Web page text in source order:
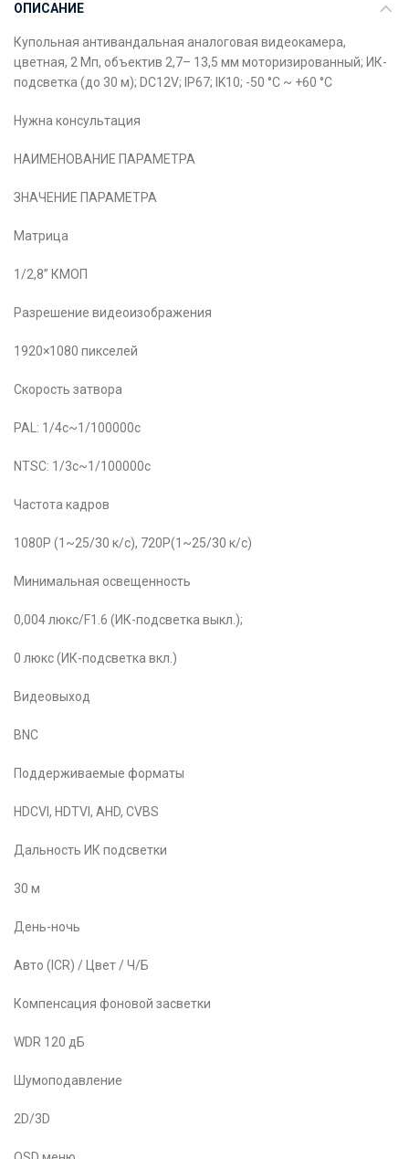
ОПИСАНИЕ
Купольная антивандальная аналоговая видеокамера,
цветная, 2 Мп, объектив 2,7– 13,5 мм моторизированный; ИК-
подсветка (до 30 м); DC12V; IP67; IK10; -50 °C ~ +60 °C
Нужна консультация
НАИМЕНОВАНИЕ ПАРАМЕТРА
ЗНАЧЕНИЕ ПАРАМЕТРА
Матрица
1/2,8” КМОП
Разрешение видеоизображения
1920×1080 пикселей
Скорость затвора
PAL: 1/4с~1/100000с
NTSC: 1/3с~1/100000с
Частота кадров
1080P (1~25/30 к/с), 720P(1~25/30 к/с)
Минимальная освещенность
0,004 люкс/F1.6 (ИК-подсветка выкл.);
0 люкс (ИК-подсветка вкл.)
Видеовыход
BNC
Поддерживаемые форматы
HDCVI, HDTVI, AHD, CVBS
Дальность ИК подсветки
30 м
День-ночь
Авто (ICR) / Цвет / Ч/Б
Компенсация фоновой засветки
WDR 120 дБ
Шумоподавление
2D/3D